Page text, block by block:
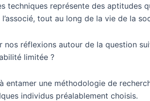
représente des aptitudes
tout au long de la vie de la
nos réflexions autour de la question
limitée ?
entamer une méthodologie de
individus préalablement choisis.